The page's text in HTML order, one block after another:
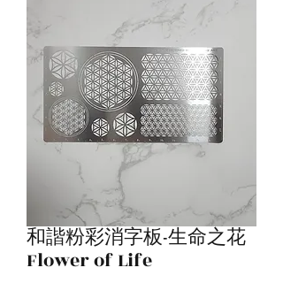
和諧粉彩消字板-生命之花
Flower of Life